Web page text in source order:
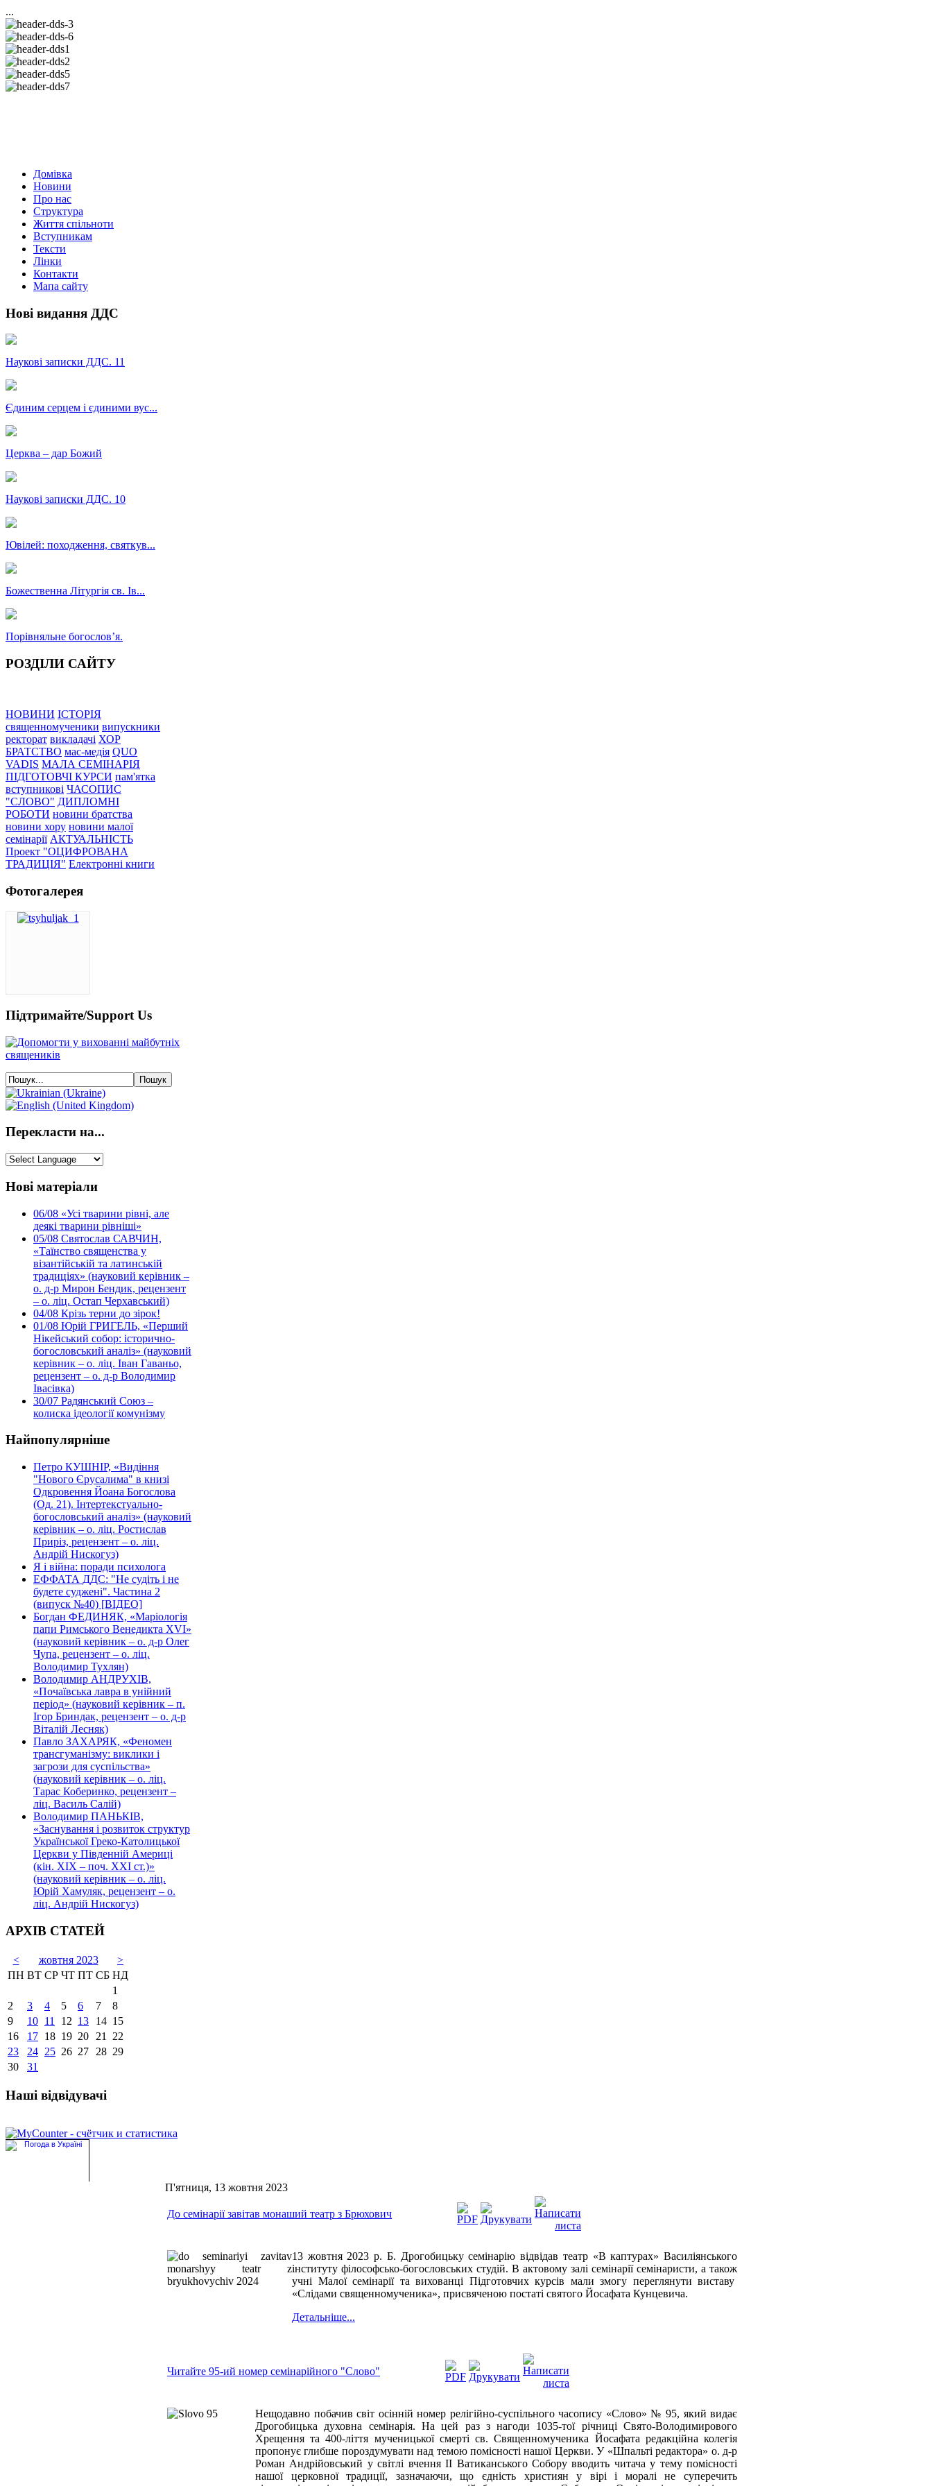
...
Домівка
Новини
Про нас
Структура
Життя спільноти
Вступникам
Тексти
Лінки
Контакти
Мапа сайту
Нові видання ДДС
Наукові записки ДДС. 11
Єдиним серцем і єдиними вус...
Церква – дар Божий
Наукові записки ДДС. 10
Ювілей: походження, святкув...
Божественна Літургія св. Ів...
Порівняльне богословʼя.
РОЗДІЛИ САЙТУ
НОВИНИ ІСТОРІЯ
священномученики випускники
ректорат викладачі ХОР
БРАТСТВО мас-медія QUO
VADIS МАЛА СЕМІНАРІЯ
ПІДГОТОВЧІ КУРСИ пам'ятка
вступникові ЧАСОПИС
"СЛОВО" ДИПЛОМНІ
РОБОТИ новини братства
новини хору новини малої
семінарії АКТУАЛЬНІСТЬ
Проект "ОЦИФРОВАНА
ТРАДИЦІЯ" Електронні книги
Фотогалерея
Підтримайте/Support Us
Перекласти на...
Нові матеріали
06/08 «Усі тварини рівні, але
деякі тварини рівніші»
05/08 Святослав САВЧИН,
«Таїнство священства у
візантійській та латинській
традиціях» (науковий керівник –
о. д-р Мирон Бендик, рецензент
– о. ліц. Остап Черхавський)
04/08 Крізь терни до зірок!
01/08 Юрій ГРИГЕЛЬ, «Перший
Нікейський собор: історично-
богословський аналіз» (науковий
керівник – о. ліц. Іван Гаваньо,
рецензент – о. д-р Володимир
Івасівка)
30/07 Радянський Союз –
колиска ідеології комунізму
Найпопулярніше
Петро КУШНІР, «Видіння
"Нового Єрусалима" в книзі
Одкровення Йоана Богослова
(Од. 21). Інтертекстуально-
богословський аналіз» (науковий
керівник – о. ліц. Ростислав
Приріз, рецензент – о. ліц.
Андрій Нискогуз)
Я і війна: поради психолога
ЕФФАТА ДДС: "Не судіть і не
будете суджені". Частина 2
(випуск №40) [ВІДЕО]
Богдан ФЕДИНЯК, «Маріологія
папи Римського Венедикта XVI»
(науковий керівник – о. д-р Олег
Чупа, рецензент – о. ліц.
Володимир Тухлян)
Володимир АНДРУХІВ,
«Почаївська лавра в унійний
період» (науковий керівник – п.
Ігор Бриндак, рецензент – о. д-р
Віталій Лесняк)
Павло ЗАХАРЯК, «Феномен
трансгуманізму: виклики і
загрози для суспільства»
(науковий керівник – о. ліц.
Тарас Коберинко, рецензент –
ліц. Василь Салій)
Володимир ПАНЬКІВ,
«Заснування і розвиток структур
Української Греко-Католицької
Церкви у Південній Америці
(кін. ХІХ – поч. ХХІ ст.)»
(науковий керівник – о. ліц.
Юрій Хамуляк, рецензент – о.
ліц. Андрій Нискогуз)
АРХІВ СТАТЕЙ
< жовтня 2023
>
ПН ВТ СР ЧТ ПТ СБ НД
1
2
3 4 5 6 7
8
9
10 11 12 13 14 15
16
17 18 19 20 21
22
23
24 25 26 27 28 29
30
31
Наші відвідувачі
П'ятниця, 13 жовтня 2023
До семінарії завітав монаший театр з Брюхович
13 жовтня 2023 р. Б. Дрогобицьку семінарію відвідав театр «В каптурах» Василіянського
інституту філософсько-богословських студій. В актовому залі семінарії семінаристи, а також
учні Малої семінарії та вихованці Підготовчих курсів мали змогу переглянути виставу
«Слідами священномученика», присвяченою постаті святого Йосафата Кунцевича.
Детальніше...
Читайте 95-ий номер семінарійного "Слово"
Нещодавно побачив світ осінній номер релігійно-суспільного часопису «Слово» № 95, який видає
Дрогобицька духовна семінарія. На цей раз з нагоди 1035-тої річниці Свято-Володимирового
Хрещення та 400-ліття мученицької смерті св. Священномученика Йосафата редакційна колегія
пропонує глибше пороздумувати над темою помісності нашої Церкви.У «Шпальті редактора» о. д-р
Роман Андрійовський у світлі вчення ІІ Ватиканського Собору вводить читача у тему помісності
нашої церковної традиції, зазначаючи, що єдність християн у вірі і моралі не суперечить